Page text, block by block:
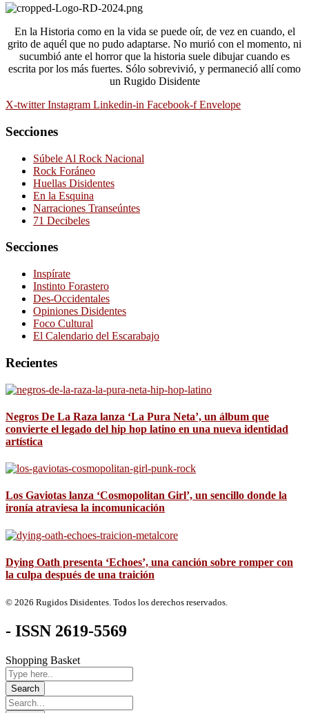
En la Historia como en la vida se puede oír, de vez en cuando, el
grito de aquél que no pudo adaptarse. No murió con el momento, ni
sucumbió ante el horror que la historia suele dibujar cuando es
escrita por los más fuertes. Sólo sobrevivió, y permaneció allí como
un Rugido Disidente
X-twitter Instagram Linkedin-in Facebook-f Envelope
Secciones
Súbele Al Rock Nacional
Rock Foráneo
Huellas Disidentes
En la Esquina
Narraciones Transeúntes
71 Decibeles
Secciones
Inspírate
Instinto Forastero
Des-Occidentales
Opiniones Disidentes
Foco Cultural
El Calendario del Escarabajo
Recientes
Negros De La Raza lanza ‘La Pura Neta’, un álbum que
convierte el legado del hip hop latino en una nueva identidad
artística
Los Gaviotas lanza ‘Cosmopolitan Girl’, un sencillo donde la
ironía atraviesa la incomunicación
Dying Oath presenta ‘Echoes’, una canción sobre romper con
la culpa después de una traición
© 2026 Rugidos Disidentes. Todos los derechos reservados.
- ISSN 2619-5569
Shopping Basket